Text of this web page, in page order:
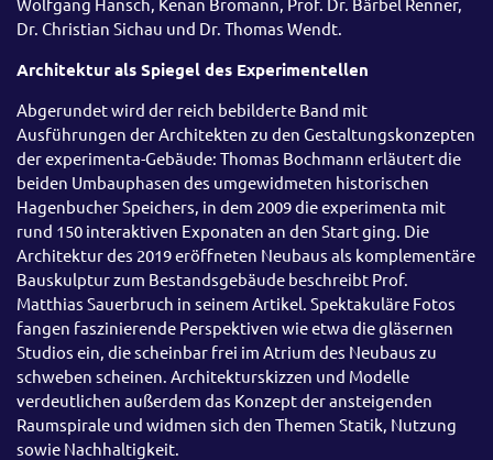
Dr. Christian Sichau und Dr. Thomas Wendt.
Architektur als Spiegel des Experimentellen
Abgerundet wird der reich bebilderte Band mit
Ausführungen der Architekten zu den Gestaltungskonzepten
der experimenta-Gebäude: Thomas Bochmann erläutert die
beiden Umbauphasen des umgewidmeten historischen
Hagenbucher Speichers, in dem 2009 die experimenta mit
rund 150 interaktiven Exponaten an den Start ging. Die
Architektur des 2019 eröffneten Neubaus als komplementäre
Bauskulptur zum Bestandsgebäude beschreibt Prof.
Matthias Sauerbruch in seinem Artikel. Spektakuläre Fotos
fangen faszinierende Perspektiven wie etwa die gläsernen
Studios ein, die scheinbar frei im Atrium des Neubaus zu
schweben scheinen. Architekturskizzen und Modelle
verdeutlichen außerdem das Konzept der ansteigenden
Raumspirale und widmen sich den Themen Statik, Nutzung
sowie Nachhaltigkeit.